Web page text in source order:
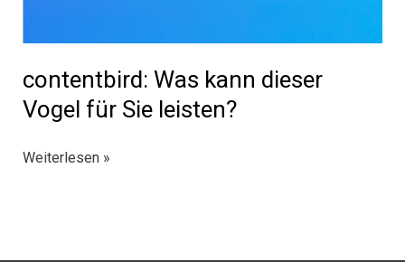
contentbird: Was kann dieser
Vogel für Sie leisten?
contentbird:
Weiterlesen »